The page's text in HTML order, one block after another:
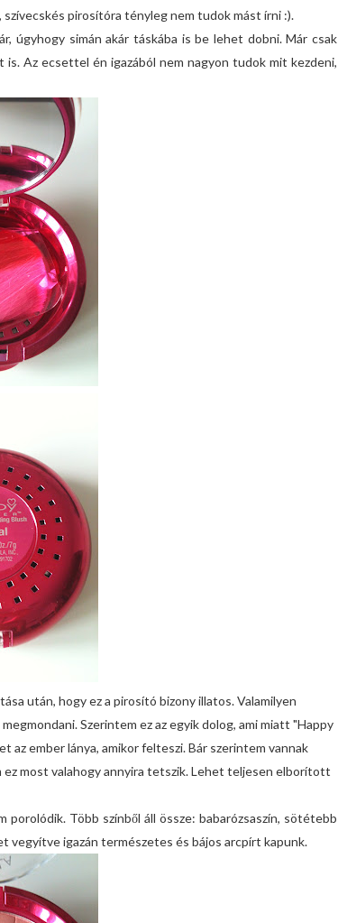
szívecskés pirosítóra tényleg nem tudok mást írni :).
úgyhogy simán akár táskába is be lehet dobni. Már csak
Az ecsettel én igazából nem nagyon tudok mit kezdeni,
után, hogy ez a pirosító bizony illatos. Valamilyen
Szerintem ez az egyik dolog, ami miatt "Happy
ember lánya, amikor felteszi. Bár szerintem vannak
most valahogy annyira tetszik. Lehet teljesen elborított
Több színből áll össze: babarózsaszín, sötétebb
vegyítve igazán természetes és bájos arcpírt kapunk.